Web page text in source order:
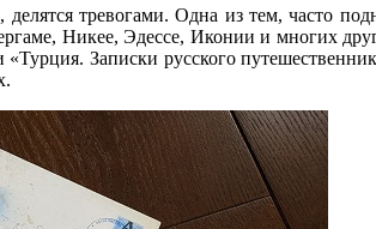
тревогами. Одна из тем, часто
Никее, Эдессе, Иконии и многих
Записки русского